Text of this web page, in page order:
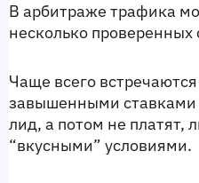
В арбитраже трафика
несколько проверенных
Чаще всего
завышенными
лид, а потом не платят,
“вкусными” условиями.